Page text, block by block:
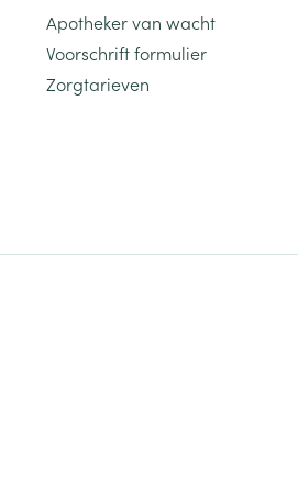
Insectenwerende
middelen
Apotheker van wacht
Voorschrift formulier
Zorgtarieven